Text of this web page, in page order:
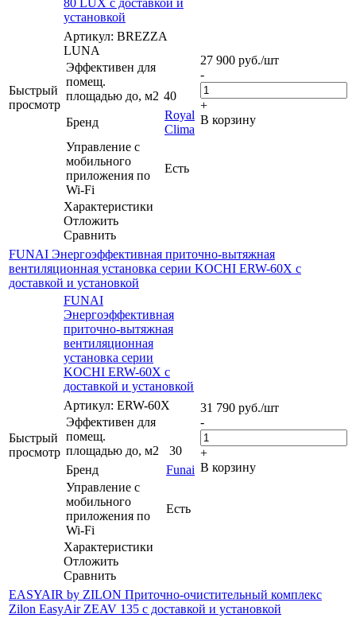
Быстрый
просмотр
установкой
Артикул: BREZZA
LUNA
Эффективен для
помещ.
площадью до, м2 40
Бренд
Royal
Clima
Управление c
мобильного
приложения по
Wi-Fi
Есть
Характеристики
Отложить
Сравнить
27 900 руб./шт
-
+
В корзину
FUNAI Энергоэффективная приточно-вытяжная
вентиляционная установка серии KOCHI ERW-60X с
доставкой и установкой
Быстрый
просмотр
FUNAI
Энергоэффективная
приточно-вытяжная
вентиляционная
установка серии
KOCHI ERW-60X с
доставкой и установкой
Артикул: ERW-60X
Эффективен для
помещ.
площадью до, м2
30
Бренд
Funai
Управление c
мобильного
приложения по
Wi-Fi
Есть
Характеристики
Отложить
Сравнить
31 790 руб./шт
-
+
В корзину
EASYAIR by ZILON Приточно-очистительный комплекс
Zilon EasyAir ZEAV 135 с доставкой и установкой